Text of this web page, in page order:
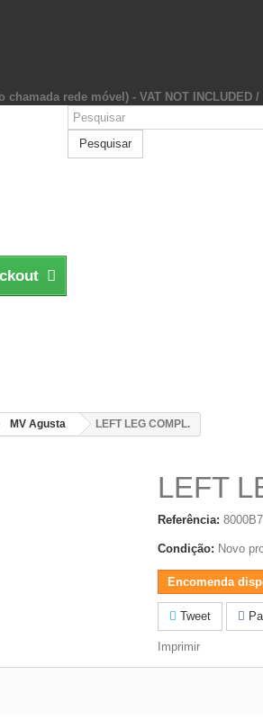
chamada rede móvel) - VAT NOT INCLUDED /
Pesquisar
MV Agusta LEFT LEG COMPL.
LEFT
Referência:
Condição: Novo
Encomenda
Tweet
Imprimir